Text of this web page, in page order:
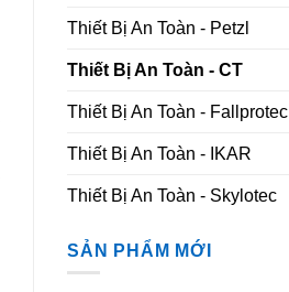
Thiết Bị An Toàn - Petzl
Thiết Bị An Toàn - CT
Thiết Bị An Toàn - Fallprotec
Thiết Bị An Toàn - IKAR
Thiết Bị An Toàn - Skylotec
SẢN PHẨM MỚI